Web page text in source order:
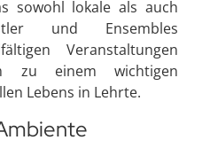
sowohl lokale als auch
und Ensembles
Veranstaltungen
zu einem wichtigen
Lebens in Lehrte.